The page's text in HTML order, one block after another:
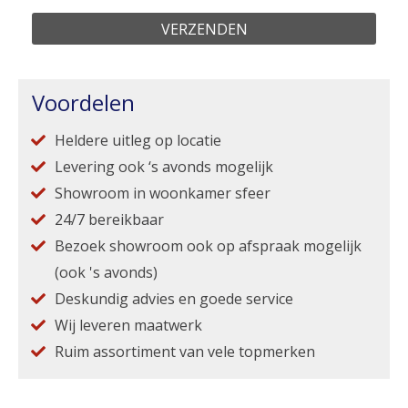
Voordelen
Heldere uitleg op locatie
Levering ook ‘s avonds mogelijk
Showroom in woonkamer sfeer
24/7 bereikbaar
Bezoek showroom ook op afspraak mogelijk
(ook 's avonds)
Deskundig advies en goede service
Wij leveren maatwerk
Ruim assortiment van vele topmerken